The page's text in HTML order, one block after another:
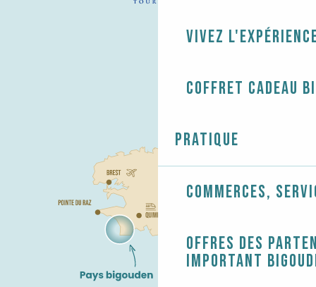
Vivez
Coffret cadeau
Pratique
Commerces,
Offres des
Important